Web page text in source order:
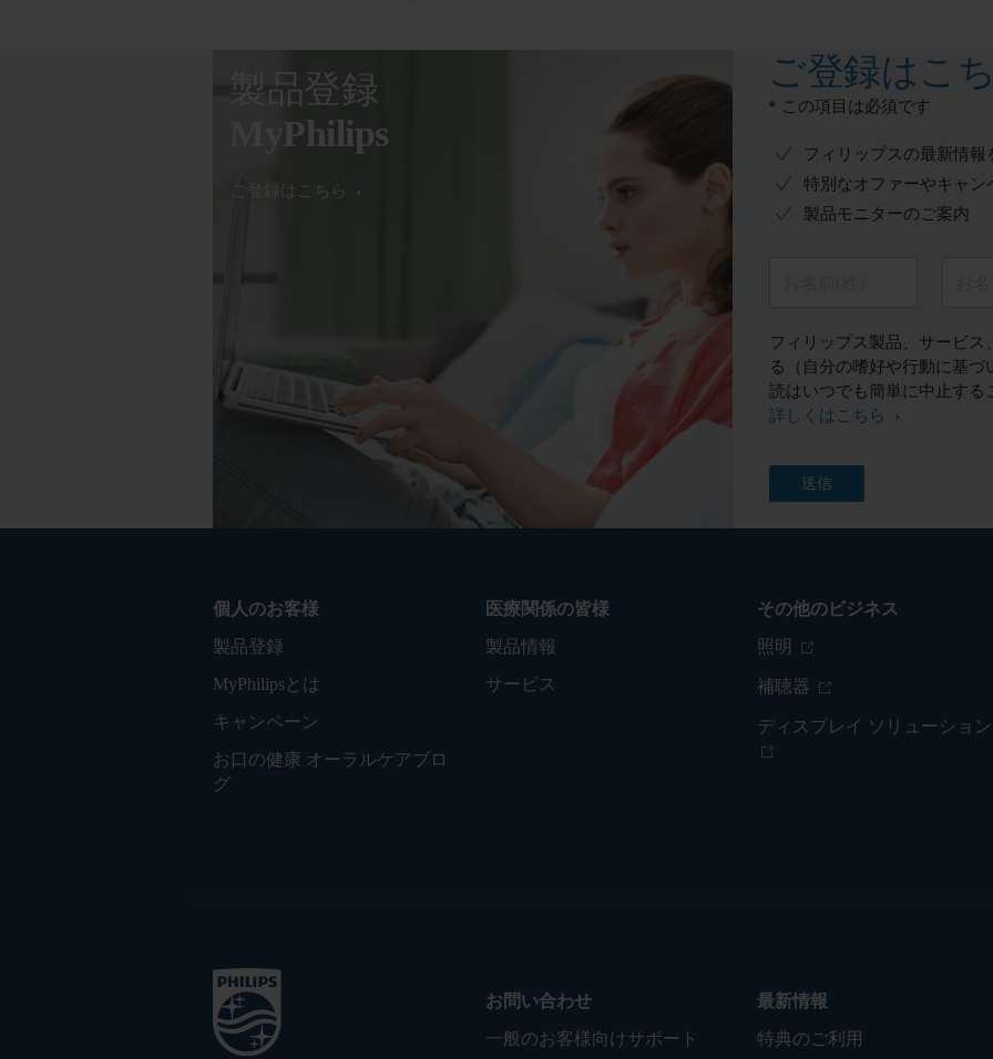
製品登録
MyPhilips
ご登録はこちら
ご登録はこ
* この項目は必須です
フィリップスの最新情
特別なオファーやキャン
製品モニターのご案内
フィリップス製品、サービ
る（自分の嗜好や行動に基
読はいつでも簡単に中止する
詳しくはこちら
個人のお客様
製品登録
MyPhilipsとは
キャンペーン
お口の健康 オーラルケアブロ
グ
医療関係の皆様
製品情報
サービス
その他のビジネス
照明
補聴器
ディスプレイ ソリューション
お問い合わせ
一般のお客様向けサポート
最新情報
特典のご利用